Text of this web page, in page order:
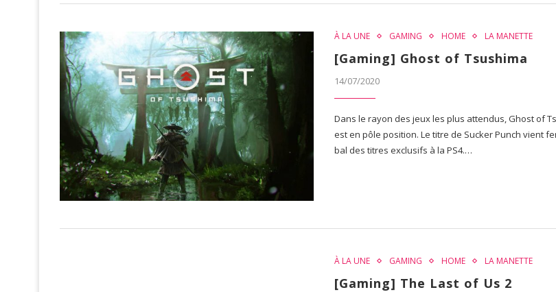
À LA UNE GAMING HOME LA MANETTE
[Gaming] Ghost of Tsushima
14/07/2020
Dans le rayon des jeux les plus attendus, Ghost of
est en pôle position. Le titre de Sucker Punch vient
bal des titres exclusifs à la PS4.…
À LA UNE GAMING HOME LA MANETTE
[Gaming] The Last of Us 2